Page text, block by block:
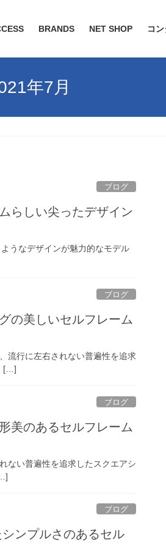
BRANDS NET SHOP コ
年7月
ブログ
しい尖ったデザイン
うなデザインが魅力的なモデル
ブログ
美しいセルフレーム
流行に左右されない普遍性を追求
[…]
ブログ
のあるセルフレーム
ない普遍性を追求したスクエアシ
ブログ
プルさのあるセル